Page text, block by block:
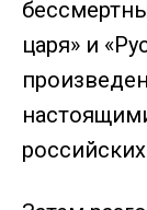
царя» и